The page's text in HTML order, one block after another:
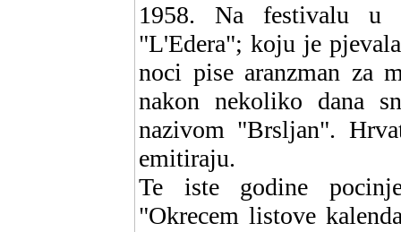
1958. Na festivalu u
"L'Edera"; koju je
noci pise aranzman za
nakon nekoliko dana
nazivom "Brsljan".
emitiraju.
Te iste godine
"Okrecem listove